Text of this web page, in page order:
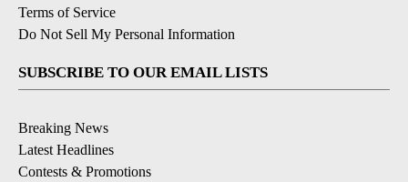
Terms of Service
Do Not Sell My Personal Information
SUBSCRIBE TO OUR EMAIL LISTS
Breaking News
Latest Headlines
Contests & Promotions